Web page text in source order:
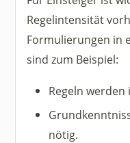
Regelintensität
Formulierungen in
sind zum Beispiel:
Regeln
nötig.